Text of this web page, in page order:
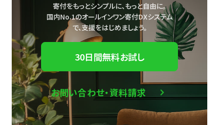
寄付をもっとシンプルに、もっと自由に。
国内No.1のオールインワン寄付DXシステム
で、支援をはじめましょう。
30日間無料お試し
お問い合わせ・資料請求